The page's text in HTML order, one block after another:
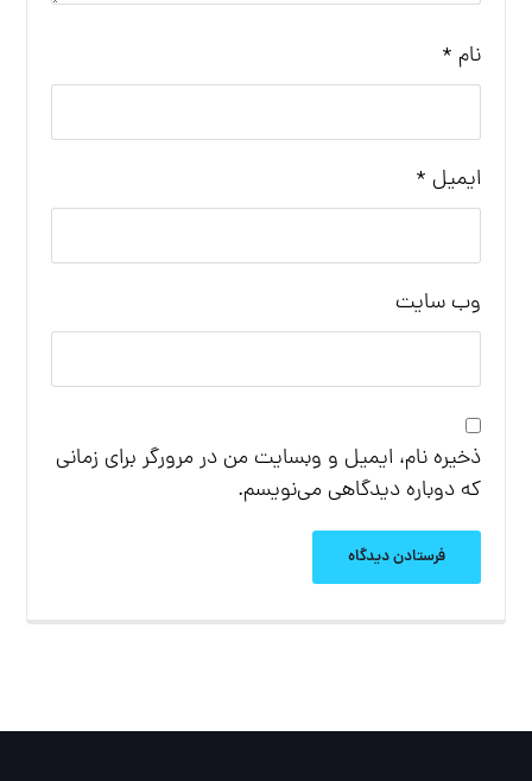
نام *
ایمیل *
وب‌ سایت
ذخیره نام، ایمیل و وبسایت من در مرورگر برای زمانی
که دوباره دیدگاهی می‌نویسم.
فرستادن دیدگاه